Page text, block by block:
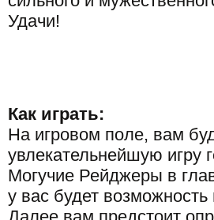
Удачи!
Как играть:
На игровом поле, вам
увлекательнейшую игру
Могучие Рейджеры в
у вас будет